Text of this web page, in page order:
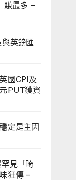
賺最多 –
英鎊匯
國CPI及
PUT獲資
定是主因
見「畸
狂傳 –